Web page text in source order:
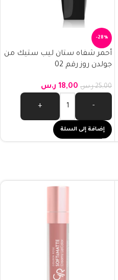
-28%
أحمر شفاه ستان ليب ستيك من
جولدن روز رقم 02
25,00 ر.س 18,00 ر.س
-
+
إضافة إلى السلة